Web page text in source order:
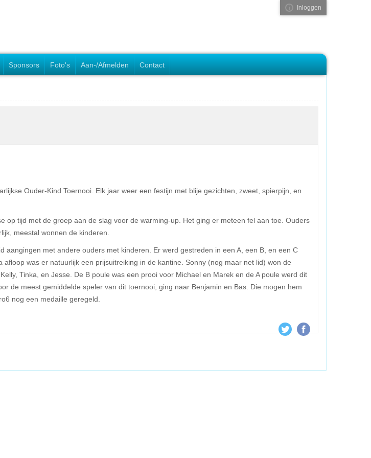
Visual ClubWeb
Inloggen
Sponsors Foto's Aan-/Afmelden Contact
Ouder-Kind Toernooi. Elk jaar weer een festijn met blije gezichten, zweet, spierpijn, en
op tijd met de groep aan de slag voor de warming-up. Het ging er meteen fel aan toe. Ouders
meestal wonnen de kinderen.
met andere ouders met kinderen. Er werd gestreden in een A, een B, en een C
was er natuurlijk een prijsuitreiking in de kantine. Sonny (nog maar net lid) won de
Tinka, en Jesse. De B poule was een prooi voor Michael en Marek en de A poule werd dit
de meest gemiddelde speler van dit toernooi, ging naar Benjamin en Bas. Die mogen hem
nog een medaille geregeld.